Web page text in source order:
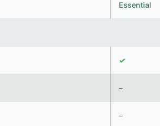
Essential
✓
–
–